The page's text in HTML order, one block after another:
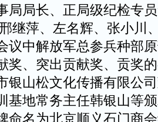
局局长、正局级纪检专
继萍、左名辉、张小川
议中解放军总参兵种部
奖、突出贡献奖、贡奖
银山松文化传播有限公
基地常务主任韩银山等
命名为北京顺义石门商